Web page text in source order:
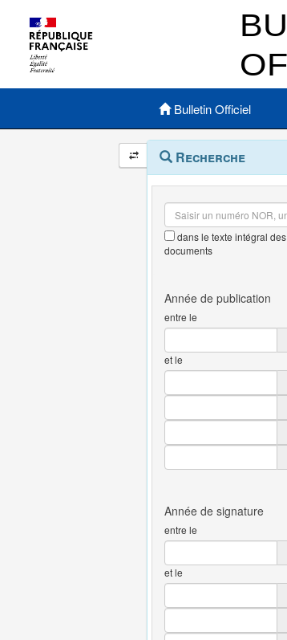
Menu principal
Bulletin Officiel
Navigation
et
outils
annexes
Menu
contextuel
Recherche
dans le texte intégral des
documents
entre le
et le
entre le
et le